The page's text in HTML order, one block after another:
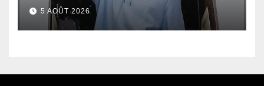
5 AOÛT 2026